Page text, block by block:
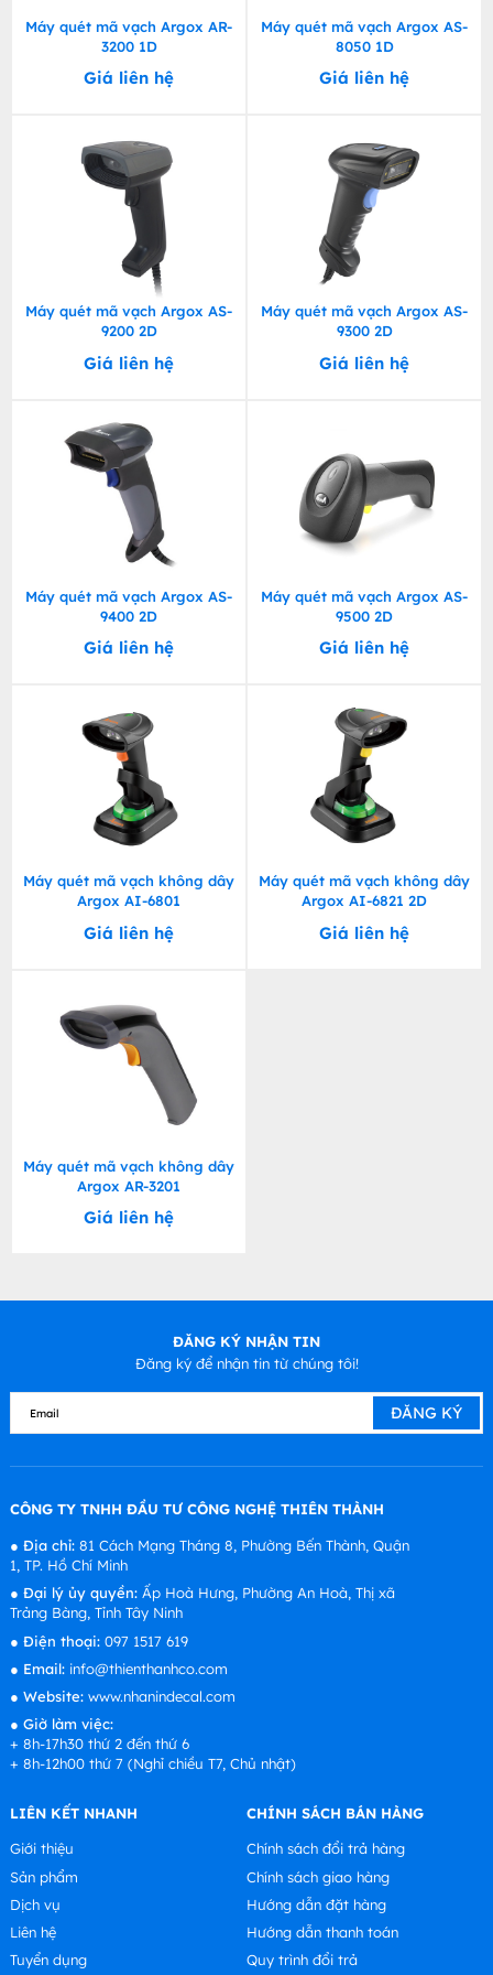
Máy quét mã vạch Argox AR-
3200 1D
Giá liên hệ
Máy quét mã vạch Argox AS-
8050 1D
Giá liên hệ
Máy quét mã vạch Argox AS-
9200 2D
Giá liên hệ
Máy quét mã vạch Argox AS-
9300 2D
Giá liên hệ
Máy quét mã vạch Argox AS-
9400 2D
Giá liên hệ
Máy quét mã vạch Argox AS-
9500 2D
Giá liên hệ
Máy quét mã vạch không dây
Argox AI-6801
Giá liên hệ
Máy quét mã vạch không dây
Argox AI-6821 2D
Giá liên hệ
Máy quét mã vạch không dây
Argox AR-3201
Giá liên hệ
ĐĂNG KÝ NHẬN TIN
Đăng ký để nhận tin từ chúng tôi!
CÔNG TY TNHH ĐẦU TƯ CÔNG NGHỆ THIÊN THÀNH
● Địa chỉ:81 Cách Mạng Tháng 8, Phường Bến Thành, Quận
1, TP. Hồ Chí Minh
● Đại lý ủy quyền:Ấp Hoà Hưng, Phường An Hoà, Thị xã
Trảng Bàng, Tỉnh Tây Ninh
● Điện thoại: 097 1517 619
● Email: info@thienthanhco.com
● Website:www.nhanindecal.com
● Giờ làm việc:
+ 8h-17h30 thứ 2 đến thứ 6
+ 8h-12h00 thứ 7 (Nghỉ chiều T7, Chủ nhật)
LIÊN KẾT NHANH
Giới thiệu
Sản phẩm
Dịch vụ
Liên hệ
Tuyển dụng
CHÍNH SÁCH BÁN HÀNG
Chính sách đổi trả hàng
Chính sách giao hàng
Hướng dẫn đặt hàng
Hướng dẫn thanh toán
Quy trình đổi trả